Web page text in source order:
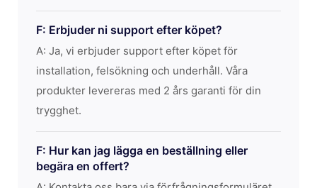
F: Erbjuder ni support efter köpet?
A: Ja, vi erbjuder support efter köpet för
installation, felsökning och underhåll. Våra
produkter levereras med 2 års garanti för din
trygghet.
F: Hur kan jag lägga en beställning eller
begära en offert?